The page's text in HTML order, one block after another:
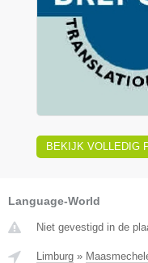
BEKIJK VOLLEDIG
Language-World
Niet gevestigd in de
Limburg »